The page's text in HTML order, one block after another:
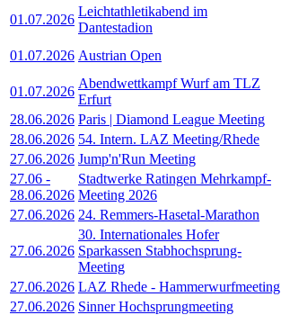
01.07.2026
Leichtathletikabend im
Dantestadion
01.07.2026 Austrian Open
01.07.2026
Abendwettkampf Wurf am TLZ
Erfurt
28.06.2026 Paris | Diamond League Meeting
28.06.2026 54. Intern. LAZ Meeting/Rhede
27.06.2026 Jump'n'Run Meeting
27.06 -
28.06.2026
Stadtwerke Ratingen Mehrkampf-
Meeting 2026
27.06.2026 24. Remmers-Hasetal-Marathon
27.06.2026
30. Internationales Hofer
Sparkassen Stabhochsprung-
Meeting
27.06.2026 LAZ Rhede - Hammerwurfmeeting
27.06.2026 Sinner Hochsprungmeeting